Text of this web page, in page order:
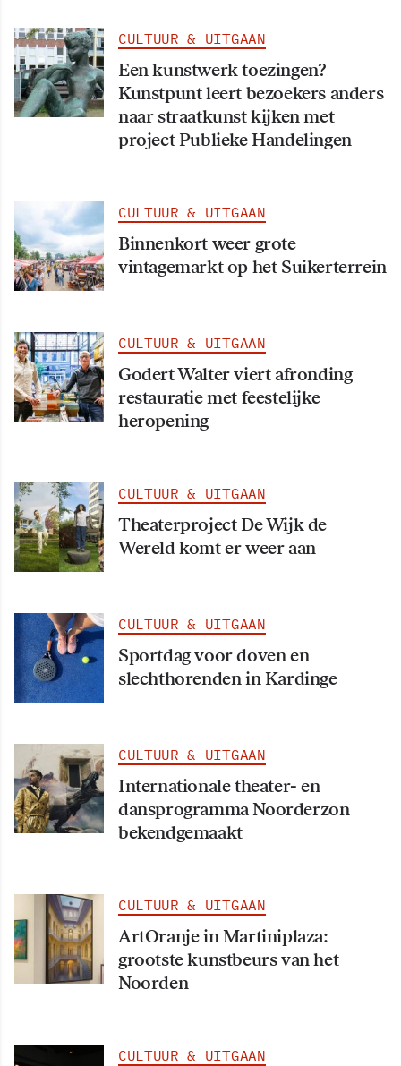
CULTUUR & UITGAAN
Een kunstwerk toezingen?
Kunstpunt leert bezoekers anders
naar straatkunst kijken met
project Publieke Handelingen
CULTUUR & UITGAAN
Binnenkort weer grote
vintagemarkt op het Suikerterrein
CULTUUR & UITGAAN
Godert Walter viert afronding
restauratie met feestelijke
heropening
CULTUUR & UITGAAN
Theaterproject De Wijk de
Wereld komt er weer aan
CULTUUR & UITGAAN
Sportdag voor doven en
slechthorenden in Kardinge
CULTUUR & UITGAAN
Internationale theater- en
dansprogramma Noorderzon
bekendgemaakt
CULTUUR & UITGAAN
ArtOranje in Martiniplaza:
grootste kunstbeurs van het
Noorden
CULTUUR & UITGAAN